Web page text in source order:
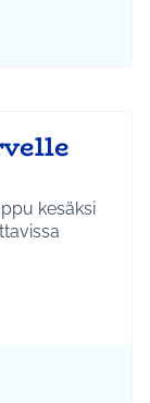
kesäksi
kylät
mukaan: